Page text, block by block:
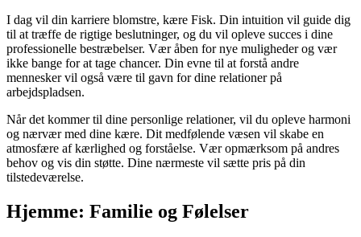
I dag vil din karriere blomstre, kære Fisk. Din intuition vil guide dig
til at træffe de rigtige beslutninger, og du vil opleve succes i dine
professionelle bestræbelser. Vær åben for nye muligheder og vær
ikke bange for at tage chancer. Din evne til at forstå andre
mennesker vil også være til gavn for dine relationer på
arbejdspladsen.
Når det kommer til dine personlige relationer, vil du opleve harmoni
og nærvær med dine kære. Dit medfølende væsen vil skabe en
atmosfære af kærlighed og forståelse. Vær opmærksom på andres
behov og vis din støtte. Dine nærmeste vil sætte pris på din
tilstedeværelse.
Hjemme: Familie og Følelser